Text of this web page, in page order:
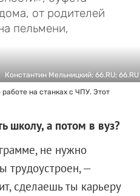
от родителей
пельмени,
Константин Мельницкий; 66.RU; 66.RU
на станках с ЧПУ. Этот
школу, а потом в вуз?
не нужно
трудоустроен, —
сделаешь ты карьеру